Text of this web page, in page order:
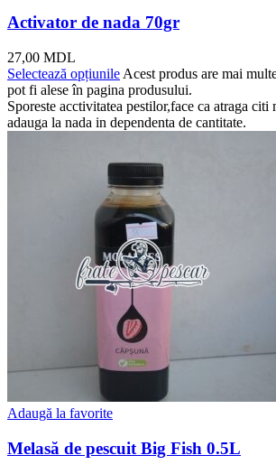
Activator de nada 70gr
27,00 MDL
Selectează opțiunile Acest produs are mai
pot fi alese în pagina produsului.
Sporeste acctivitatea pestilor,face ca atraga
adauga la nada in dependenta de cantitate.
Adaugă la favorite
Melasă de pescuit Big Fish 0.5L